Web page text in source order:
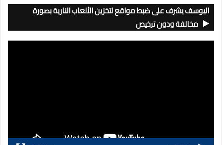
اليوسف يشرف على ضبط مواقع لتخزين الألعاب النارية بصورة
مخالفة ودون ترخيص